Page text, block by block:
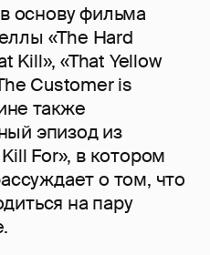
основу фильма
«The Hard
Kill», «That Yellow
Customer is
также
эпизод из
For», в котором
о том, что
на пару